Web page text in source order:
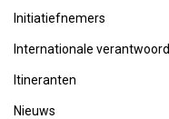
Initiatiefnemers
Internationale
Itineranten
Nieuws